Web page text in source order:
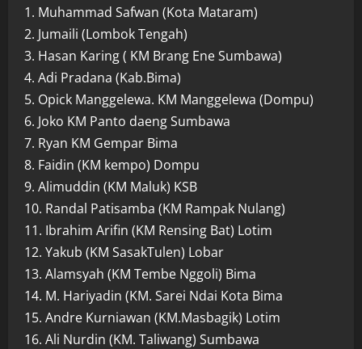
1. Muhammad Safwan (Kota Mataram)
2. Jumaili (Lombok Tengah)
3. Hasan Karing ( KM Brang Ene Sumbawa)
4. Adi Pradana (Kab.Bima)
5. Opick Manggelewa. KM Manggelewa (Dompu)
6. Joko KM Panto daeng Sumbawa
7. Ryan KM Gempar Bima
8. Faidin (KM kempo) Dompu
9. Alimuddin (KM Maluk) KSB
10. Randal Patisamba (KM Rampak Nulang)
11. Ibrahim Arifin (KM Rensing Bat) Lotim
12. Yakub (KM SasakTulen) Lobar
13. Alamsyah (KM Tembe Nggoli) Bima
14. M. Hariyadin (KM. Sarei Ndai Kota Bima
15. Andre Kurniawan (KM.Masbagik) Lotim
16. Ali Nurdin (KM. Taliwang) Sumbawa